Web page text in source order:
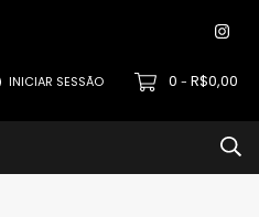
INICIAR SESSÃO 0 - R$0,00